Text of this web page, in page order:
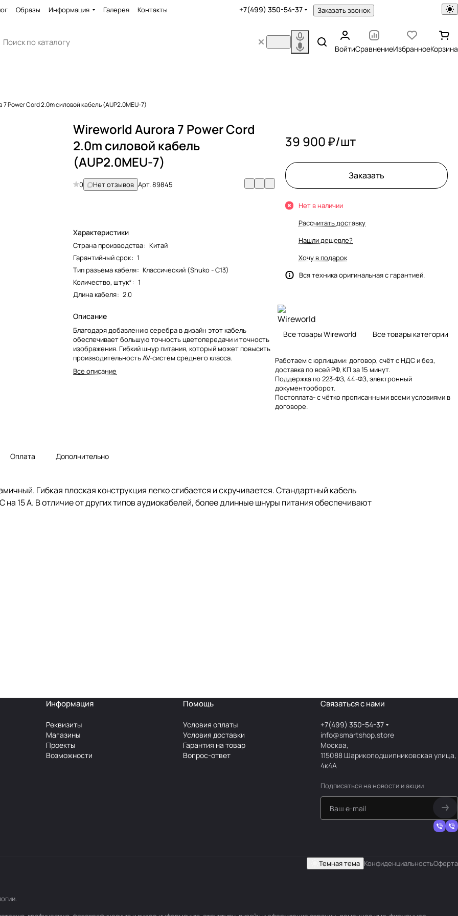
Образы Информация Галерея Контакты +7(499) 350-54-37 Заказать звонок
ВойтиСравнениеИзбранноеКорзина
7 Power Cord 2.0m силовой кабель (AUP2.0MEU-7)
Wireworld Aurora 7 Power Cord
2.0m силовой кабель
(AUP2.0MEU-7)
0 Нет отзывов Арт.89845
Характеристики
Страна производства: Китай
Гарантийный срок: 1
Тип разъема кабеля: Классический (Shuko - С13)
Количество, штук*: 1
Длина кабеля: 2.0
Описание
Благодаря добавлению серебра в дизайн этот кабель
обеспечивает большую точность цветопередачи и точность
изображения. Гибкий шнур питания, который может повысить
производительность AV-систем среднего класса.
Все описание
39 900 ₽/шт
Заказать
Нет в наличии
Рассчитать доставку
Нашли дешевле?
Хочу в подарок
Вся техника оригинальная с гарантией.
Все товары Wireworld Все товары категории
Работаем с юрлицами: договор, счёт с НДС и без,
доставка по всей РФ, КП за 15 минут.
Поддержка по 223-ФЗ, 44-ФЗ, электронный
документооборот.
Постоплата- с чётко прописанными всеми условиями в
договоре.
Оплата Дополнительно
Гибкая плоская конструкция легко сгибается и скручивается. Стандартный кабель
на 15 А. В отличие от других типов аудиокабелей, более длинные шнуры питания обеспечивают
Информация
Реквизиты
Магазины
Проекты
Возможности
Помощь
Условия оплаты
Условия доставки
Гарантия на товар
Вопрос-ответ
Связаться с нами
+7(499) 350-54-37
info@smartshop.store
Москва,
115088 Шарикоподшипниковская улица,
4к4А
Подписаться на новости и акции
Темная тема КонфиденциальностьОферта
.